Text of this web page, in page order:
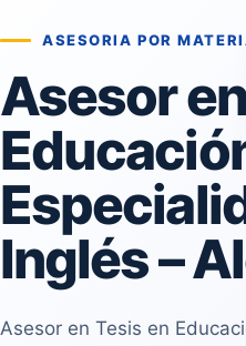
ASESORIA POR
Asesor
Inglés –
Asesor en Tesis en